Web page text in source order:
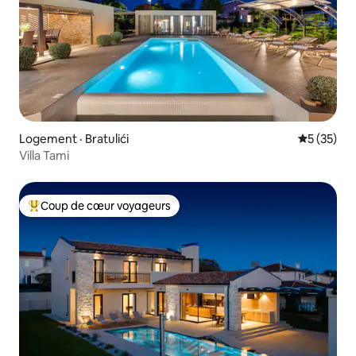
Logement · Bratulići Note
5 (35)
Villa Tami
Coup de cœur voyageurs parmi les plus aimés
Coup de cœur voyageurs